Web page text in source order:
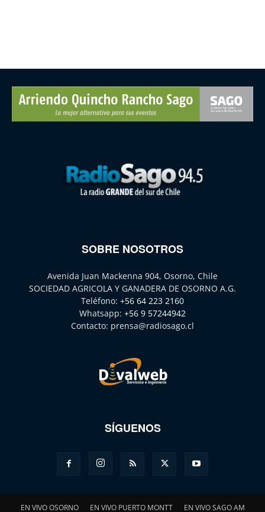
SOBRE NOSOTROS
Avenida Juan Mackenna 904, Osorno, Chile
SOCIEDAD AGRICOLA Y GANADERA DE OSORNO A.G.
Teléfono: +56 64 223 2160
Whatsapp: +56 9 57244942
Contacto: prensa@radiosago.cl
SÍGUENOS
EN VIVO OSORNO EN VIVO PUERTO MONTT EN VIVO SAGO AM